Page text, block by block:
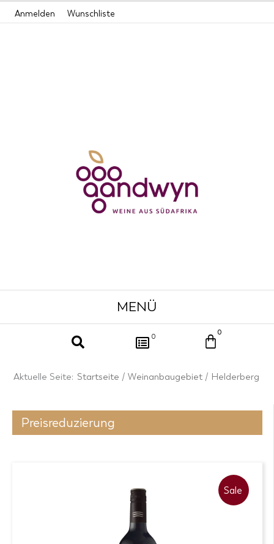
Zum
InhaltAnmelden Wunschliste
0 0
Aktuelle Seite: Startseite / Weinanbaugebiet / Helderberg
Preisreduzierung
Sale